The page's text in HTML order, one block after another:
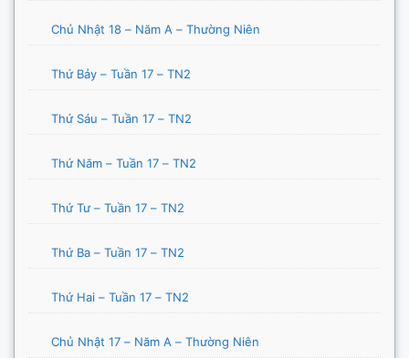
Chủ Nhật 18 – Năm A – Thường Niên
Thứ Bảy – Tuần 17 – TN2
Thứ Sáu – Tuần 17 – TN2
Thứ Năm – Tuần 17 – TN2
Thứ Tư – Tuần 17 – TN2
Thứ Ba – Tuần 17 – TN2
Thứ Hai – Tuần 17 – TN2
Chủ Nhật 17 – Năm A – Thường Niên